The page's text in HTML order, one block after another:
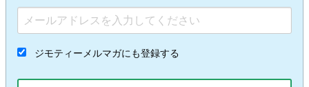
ジモティーメルマガにも登録する